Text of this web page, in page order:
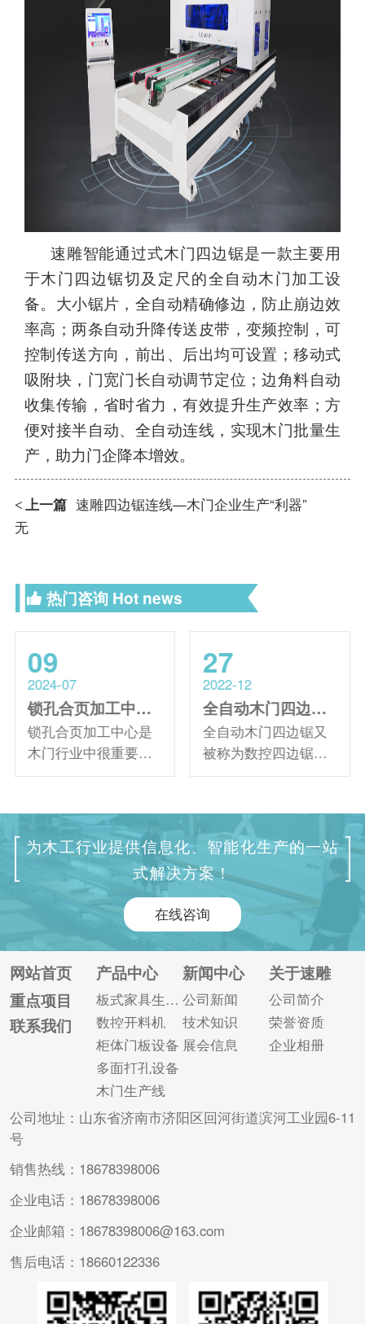
速雕智能通过式木门四边锯是一款主要用
于木门四边锯切及定尺的全自动木门加工设
备。大小锯片，全自动精确修边，防止崩边效
率高； 两条自动升降传送皮带，变频控制，可
控制传送方向，前出、后出均可设置 ； 移动式
吸附块，门宽门长自动调节定位；边角料自动
收集传输，省时省力，有效提升生产效率； 方
便对接半自动、全自动连线， 实现木门批量生
产，助力门企降本增效。
< 上一篇 速雕四边锯连线—木门企业生产“利器”
无
热门咨询 Hot news
09
2024-07
锁孔合页加工中心在木门行业中可以带来哪些优势
锁孔合页加工中心是
木门行业中很重要的
设备，它的出现为木
升了很高的效率，并
且已经得到了广大群
众的青睐，那它可以
带来哪些优势呢？下
面由我们的工作人员
来给大家简单介绍一
27
2022-12
全自动木门四边锯多少钱？（数控四边锯价格）
全自动木门四边锯又
被称为数控四边锯、
门框四边锯等，它主
中对其四个边进行锯
切，使木料符合尺寸
要求。同时可以钻削
两面喷漆工艺孔，加
工精度高，效率快。
另外木门四边锯还可
与生产优化软件对
接，实现自动扫码。
通过式输送带输送，
完成无人流水线作
业，有效提升生产效
率。 对于购买全自动
为木工行业提供信息化、智能化生产的一站
式解决方案！
在线咨询
网站首页
重点项目
联系我们
产品中心
板式家具生产线
数控开料机
柜体门板设备
多面打孔设备
木门生产线
新闻中心
公司新闻
技术知识
展会信息
关于速雕
公司简介
荣誉资质
企业相册
公司地址：山东省济南市济阳区回河街道滨河工业园6-11
号
销售热线：18678398006
企业电话：18678398006
企业邮箱：18678398006@163.com
售后电话：18660122336